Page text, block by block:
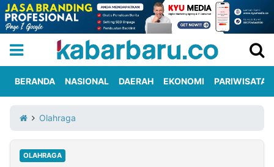
Iklan
Berita
Kami
BERANDA NASIONAL DAERAH EKONOMI PARIWISATA
Olahraga
OLAHRAGA